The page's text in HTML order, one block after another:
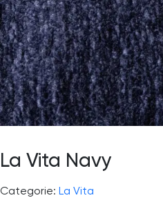
La Vita Navy
Categorie: La Vita